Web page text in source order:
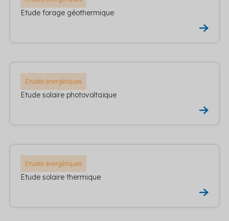
Etude forage géothermique
Etudes énergétiques
Etude solaire photovoltaïque
Etudes énergétiques
Etude solaire thermique